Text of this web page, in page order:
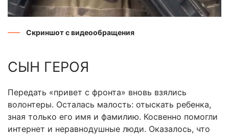
Скриншот с видеообращения
СЫН ГЕРОЯ
Передать «привет с фронта» вновь взялись
волонтеры. Осталась малость: отыскать ребенка,
зная только его имя и фамилию. Косвенно помогли
интернет и неравнодушные люди. Оказалось, что